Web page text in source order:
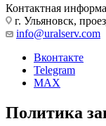
Контактная
г. Ульяновск,
info@uralserv.com
Вконтакте
Telegram
MAX
Политика